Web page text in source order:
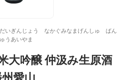
いぎんじょう なかぐみなまげんしゅ ばん
うあいやま
大吟醸 仲汲み生原酒
愛山